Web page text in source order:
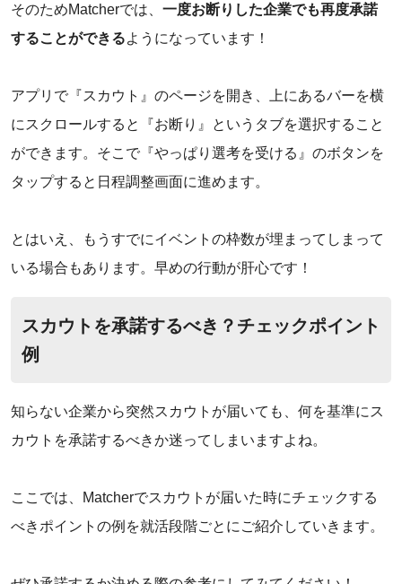
そのためMatcherでは、 一度お断りした企業でも再度承諾
することができるようになっています！
アプリで『スカウト』のページを開き、上にあるバーを横
にスクロールすると『お断り』というタブを選択すること
ができます。そこで『やっぱり選考を受ける』のボタンを
タップすると日程調整画面に進めます。
とはいえ、もうすでにイベントの枠数が埋まってしまって
いる場合もあります。早めの行動が肝心です！
スカウトを承諾するべき？チェックポイント
例
知らない企業から突然スカウトが届いても、何を基準にス
カウトを承諾するべきか迷ってしまいますよね。
ここでは、Matcherでスカウトが届いた時にチェックする
べきポイントの例を就活段階ごとにご紹介していきます。